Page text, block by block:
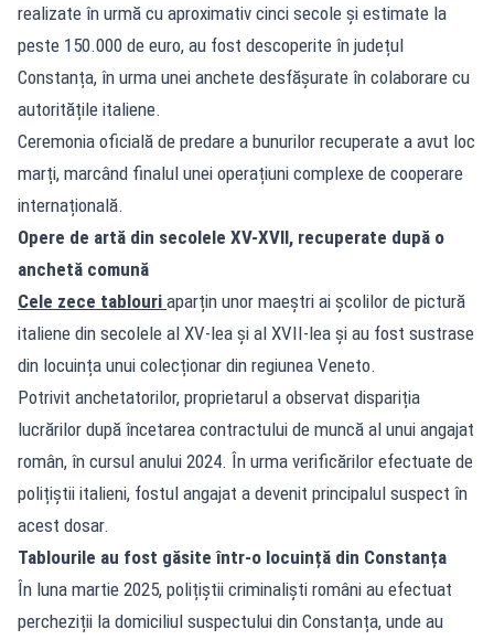
realizate în urmă cu aproximativ cinci secole și estimate la
peste 150.000 de euro, au fost descoperite în județul
Constanța, în urma unei anchete desfășurate în colaborare cu
autoritățile italiene.
Ceremonia oficială de predare a bunurilor recuperate a avut loc
marți, marcând finalul unei operațiuni complexe de cooperare
internațională.
Opere de artă din secolele XV-XVII, recuperate după o
anchetă comună
Cele zece tablouri aparțin unor maeștri ai școlilor de pictură
italiene din secolele al XV-lea și al XVII-lea și au fost sustrase
din locuința unui colecționar din regiunea Veneto.
Potrivit anchetatorilor, proprietarul a observat dispariția
lucrărilor după încetarea contractului de muncă al unui angajat
român, în cursul anului 2024. În urma verificărilor efectuate de
polițiștii italieni, fostul angajat a devenit principalul suspect în
acest dosar.
Tablourile au fost găsite într-o locuință din Constanța
În luna martie 2025, polițiștii criminaliști români au efectuat
percheziții la domiciliul suspectului din Constanța, unde au